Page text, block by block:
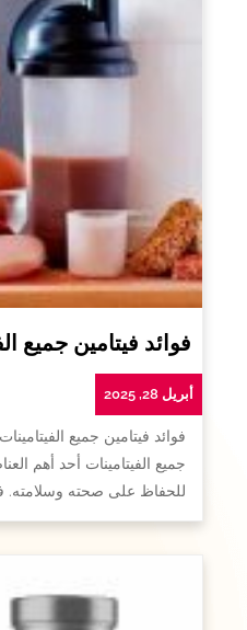
فوائد فيتامين جميع
أبريل 28, 2025
فوائد فيتامين جميع
جميع الفيتامينات أحد أهم
للحفاظ على صحته وسلامته.